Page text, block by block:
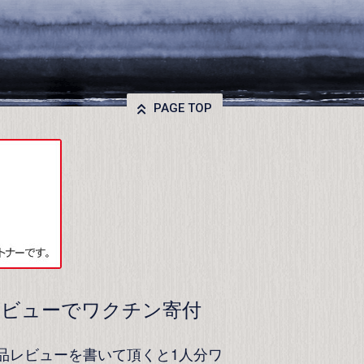
PAGE TOP
ューでワクチン寄付
レビューを書いて頂くと1人分ワ